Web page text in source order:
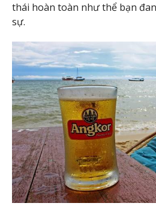
thái hoàn toàn như thể bạn
sự.